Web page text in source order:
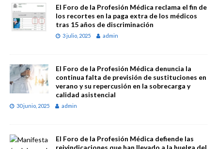
El Foro de la Profesión Médica reclama el fin de
los recortes en la paga extra de los médicos
tras 15 años de discriminación
3 julio, 2025 admin
El Foro de la Profesión Médica denuncia la
continua falta de previsión de sustituciones en
verano y su repercusión en la sobrecarga y
calidad asistencial
30 junio, 2025 admin
El Foro de la Profesión Médica defiende las
reivindicaciones que han llevado a la huelga del